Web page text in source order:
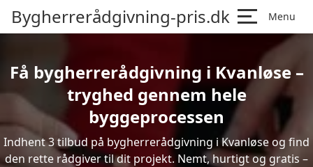
Bygherrerådgivning-pris.dk Menu
Få bygherrerådgivning i Kvanløse –
tryghed gennem hele
byggeprocessen
Indhent 3 tilbud på bygherrerådgivning i Kvanløse og find
den rette rådgiver til dit projekt. Nemt, hurtigt og gratis –